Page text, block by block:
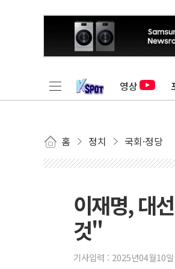
영상
홈 정치 국회·정당
이재명, 대
것"
기사입력 : 2025년04월10